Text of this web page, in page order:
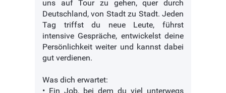
uns auf Tour zu gehen, quer durch
Deutschland, von Stadt zu Stadt. Jeden
Tag triffst du neue Leute, führst
intensive Gespräche, entwickelst deine
Persönlichkeit weiter und kannst dabei
gut verdienen.
Was dich erwartet:
• Ein Job, bei dem du viel unterwegs